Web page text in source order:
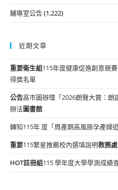
輔導室公告(1,222)
近期文章
重要衛生組115年度健康促進創意競
得獎名單
公告高市圖辦理「2026朗聲大賞：
辦法圖書館
轉知115年 度「周產期高風險孕產婦
重要115繁星推薦校內選填說明教務處
HOT註冊組115 學年度大學學測成績